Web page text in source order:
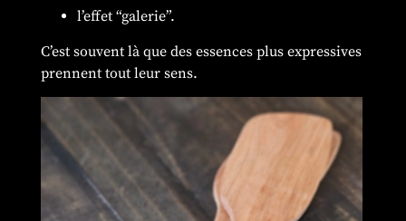
l’effet “galerie”.
C’est souvent là que des essences plus expressives
prennent tout leur sens.